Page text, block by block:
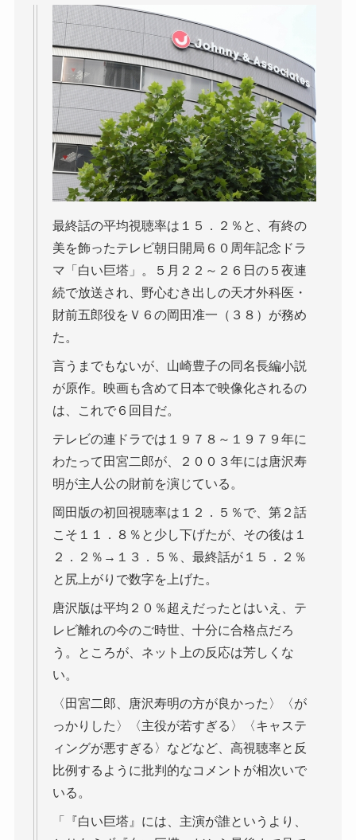
最終話の平均視聴率は１５．２％と、有終の
美を飾ったテレビ朝日開局６０周年記念ドラ
マ「白い巨塔」。５月２２～２６日の５夜連
続で放送され、野心むき出しの天才外科医・
財前五郎役をＶ６の岡田准一（３８）が務め
た。
言うまでもないが、山崎豊子の同名長編小説
が原作。映画も含めて日本で映像化されるの
は、これで６回目だ。
テレビの連ドラでは１９７８～１９７９年に
わたって田宮二郎が、２００３年には唐沢寿
明が主人公の財前を演じている。
岡田版の初回視聴率は１２．５％で、第２話
こそ１１．８％と少し下げたが、その後は１
２．２％→１３．５％、最終話が１５．２％
と尻上がりで数字を上げた。
唐沢版は平均２０％超えだったとはいえ、テ
レビ離れの今のご時世、十分に合格点だろ
う。ところが、ネット上の反応は芳しくな
い。
〈田宮二郎、唐沢寿明の方が良かった〉〈が
っかりした〉〈主役が若すぎる〉〈キャステ
ィングが悪すぎる〉などなど、高視聴率と反
比例するように批判的なコメントが相次いで
いる。
「『白い巨塔』には、主演が誰というより、